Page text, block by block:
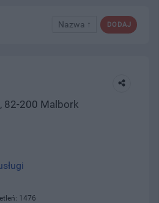
DODAJ
Nazwa ↑
82-200 Malbork
1476